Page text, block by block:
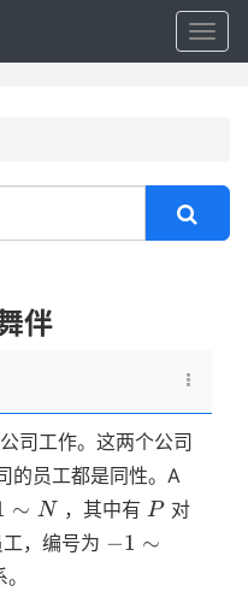
伴
司工作。这两个公司
的员工都是同性。A
N
∼ N，其中有 P
P对
，编号为 -1
−1 ∼